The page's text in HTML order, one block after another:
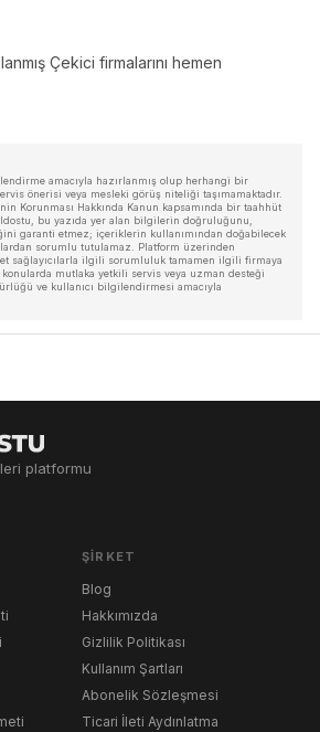
Çekici firmalarını hemen
amacıyla hazırlanmış olup herhangi bir
önerisi veya mesleki görüş niteliği taşımamaktadır.
Korunması Hakkında Kanun kapsamında bir taahhüt
bu yazıda yer alan bilgilerin doğruluğunu,
garanti etmez; içeriklerin kullanımından doğabilecek
sorumlu tutulamaz. Platform üzerinden
sağlayıcılarla ilgili sorumluluk tamamen ilgili firmaya
mutlaka yetkili servis veya uzman desteği
ve kullanıcı bilgilendirmesi amacıyla
platformu
ŞIRKET
Blog
Hakkımızda
Gizlilik Politikası
Kullanım Şartları
Abonelik Sözleşmesi
Ticari İleti Aydınlatma